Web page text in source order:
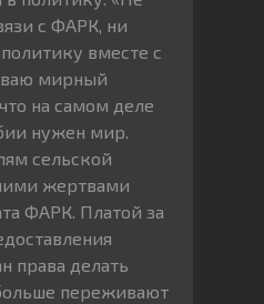
с ФАРК, ни
вместе с
мирный
на самом деле
нужен мир.
сельской
жертвами
ФАРК. Платой за
права делать
переживают